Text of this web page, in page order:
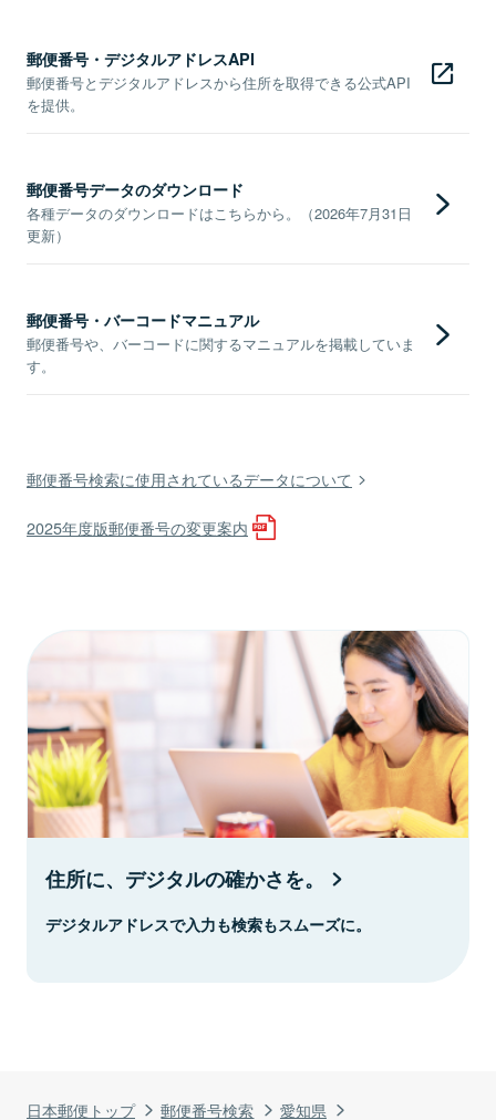
日本郵便トップ 郵便番号検索
愛知県
郵便番号・デジタルアドレスAPI
郵便番号とデジタルアドレスから住所を取得できる公式API
を提供。
郵便番号データのダウンロード
各種データのダウンロードはこちらから。（2026年7月31日
更新）
郵便番号・バーコードマニュアル
郵便番号や、バーコードに関するマニュアルを掲載していま
す。
郵便番号検索に使用されているデータについて
2025年度版郵便番号の変更案内
住所に、デジタルの確かさを。
デジタルアドレスで入力も検索もスムーズに。